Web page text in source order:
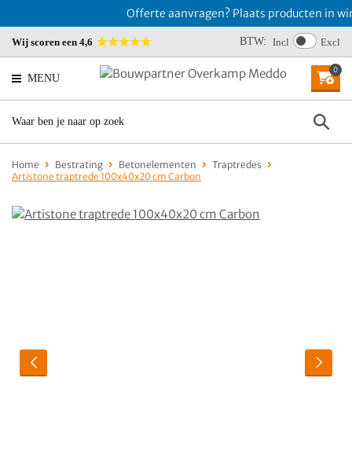
Offerte aanvragen? Plaats producten in
Wij scoren een 4,6 BTW: Incl Excl
MENU
0
Home Bestrating Betonelementen
Traptredes
Artistone traptrede 100x40x20 cm Carbon